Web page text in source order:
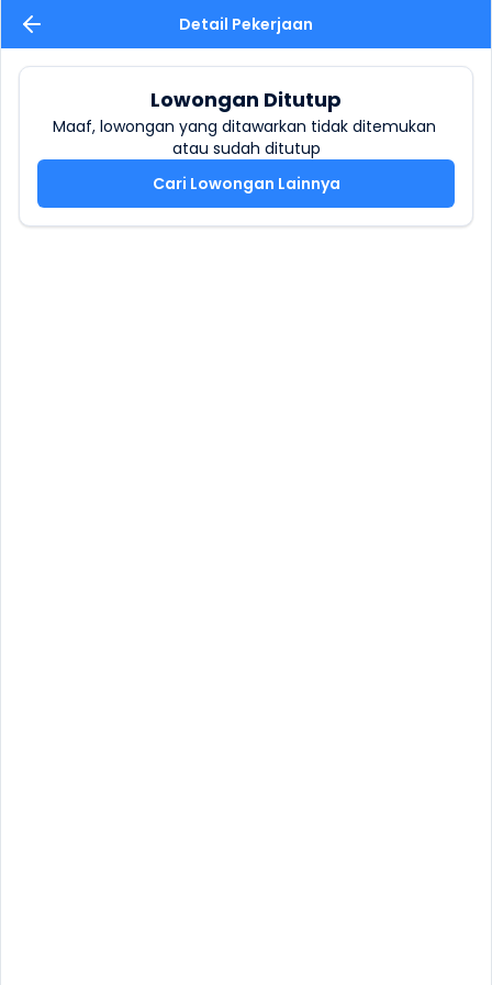
Detail Pekerjaan
Lowongan Ditutup
Maaf, lowongan yang ditawarkan tidak ditemukan
atau sudah ditutup
Cari Lowongan Lainnya